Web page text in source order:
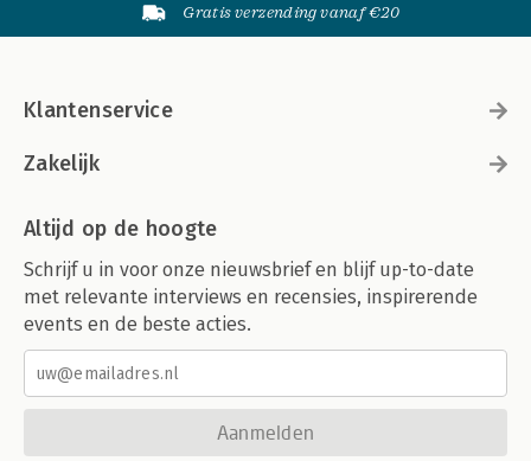
Gratis verzending vanaf €20
Klantenservice
Zakelijk
Altijd op de hoogte
Schrijf u in voor onze nieuwsbrief en blijf up-to-date
met relevante interviews en recensies, inspirerende
events en de beste acties.
Aanmelden